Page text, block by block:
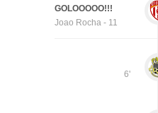
GOLOOOOO!!!
Joao Rocha - 11
6'